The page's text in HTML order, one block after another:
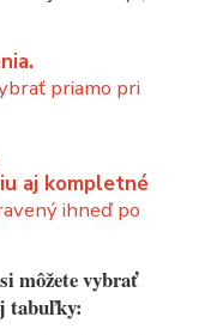
priamo pri
aj kompletné
ihneď po
môžete vybrať
tabuľky: